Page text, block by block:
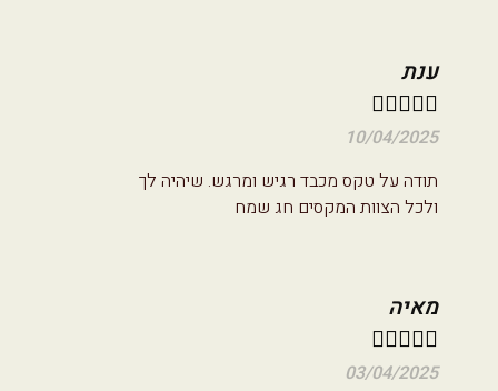
ענת

10/04/2025
תודה על טקס מכבד רגיש ומרגש. שיהיה לך
ולכל הצוות המקסים חג שמח
מאיה

03/04/2025